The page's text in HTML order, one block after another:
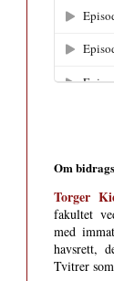
Om
Torger
fakultet
med
havs­­­rett,
Tvitrer som